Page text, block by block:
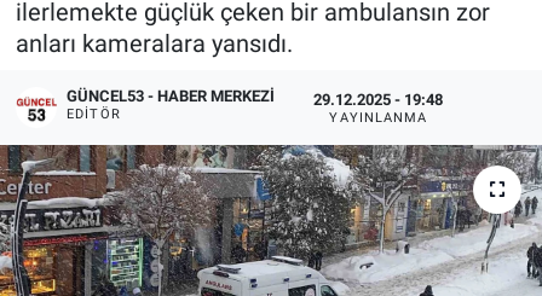
ilerlemekte güçlük çeken bir ambulansın zor
anları kameralara yansıdı.
GÜNCEL53 - HABER MERKEZI
EDITÖR
29.12.2025 - 19:48
YAYINLANMA